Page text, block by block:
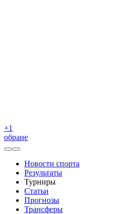
+1
обране
Новости спорта
Результаты
Турниры
Статьи
Прогнозы
Трансферы